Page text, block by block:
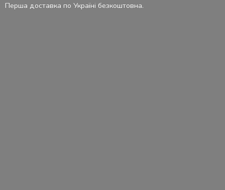
Перша доставка по Україні безкоштовна.